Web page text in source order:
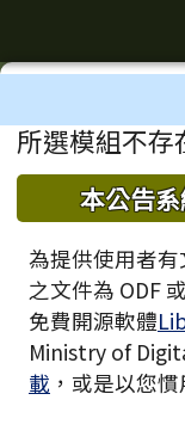
臺南市歸仁
主內容區域
所選模組不存
下中區域內
本公告
為提供使用者
之文件為 ODF
免費開源軟體
Ministry of
載 ，或是以您
頁尾區域